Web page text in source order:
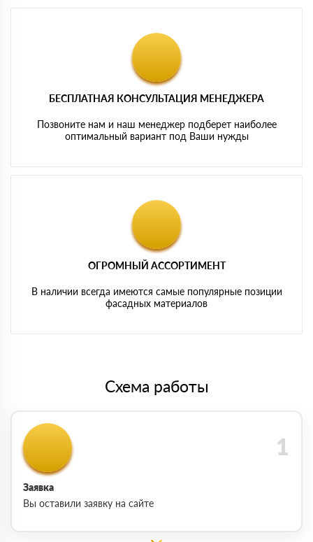
БЕСПЛАТНАЯ КОНСУЛЬТАЦИЯ МЕНЕДЖЕРА
Позвоните нам и наш менеджер подберет наиболее
оптимальный вариант под Ваши нужды
ОГРОМНЫЙ АССОРТИМЕНТ
В наличии всегда имеются самые популярные позиции
фасадных материалов
Схема работы
Заявка
Вы оставили заявку на сайте